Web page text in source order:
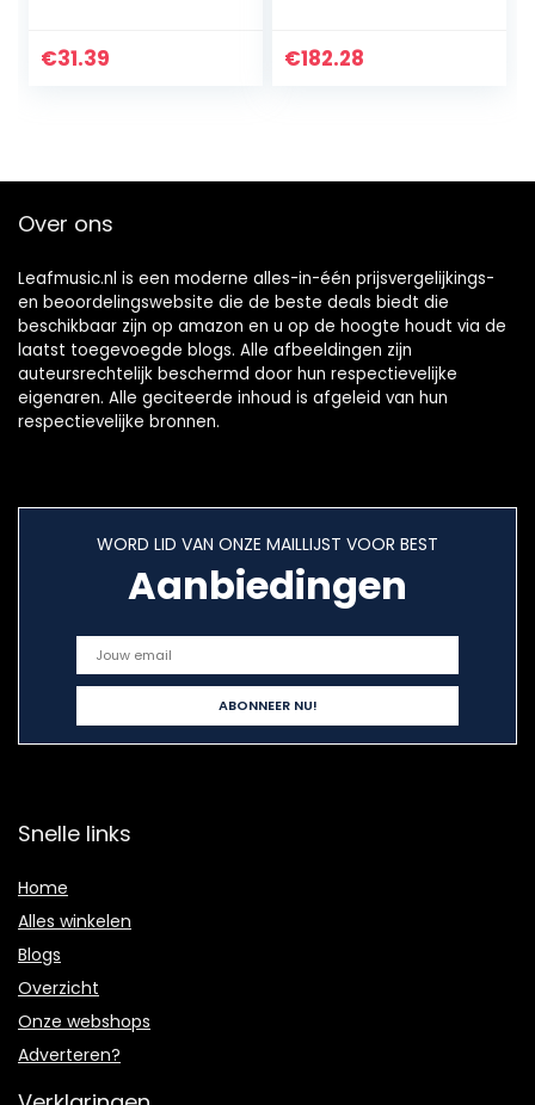
betere zang en
€31.39
spraakontmoeting
€182.28
Over ons
Leafmusic.nl is een moderne alles-in-één prijsvergelijkings-
en beoordelingswebsite die de beste deals biedt die
beschikbaar zijn op amazon en u op de hoogte houdt via de
laatst toegevoegde blogs. Alle afbeeldingen zijn
auteursrechtelijk beschermd door hun respectievelijke
eigenaren. Alle geciteerde inhoud is afgeleid van hun
respectievelijke bronnen.
WORD LID VAN ONZE MAILLIJST VOOR BEST
Aanbiedingen
Snelle links
Home
Alles winkelen
Blogs
Overzicht
Onze webshops
Adverteren?